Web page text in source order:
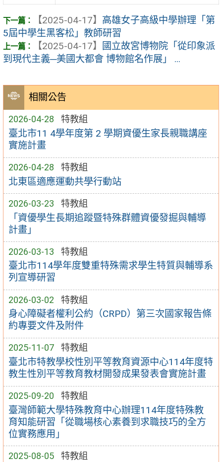
相關公告
2026-04-28 特教組
臺北市11 4學年度第 2 學期資優生家長親職講座
實施計畫
2026-04-28 特教組
北東區適應運動共學行動站
2026-03-23 特教組
「資優學生長期追蹤暨特殊群體資優發掘與輔導
計畫」
2026-03-13 特教組
臺北市114學年度雙重特殊需求學生特質與輔導系
列宣導研習
2026-03-02 特教組
身心障礙者權利公約（CRPD）第三次國家報告條
約專要文件及附件
2025-11-07 特教組
臺北市特教學校性別平等教育資源中心114年度特
教生性別平等教育教材開發成果發表會實施計畫
2025-09-20 特教組
臺灣師範大學特殊教育中心辦理114年度特殊教
育知能研習「從職場核心素養到求職技巧的全方
位實務應用」
2025-08-05 特教組
【2025-04-17】 高雄女子高級中學辦理「第
5屆中學生黑客松」教師研習
【2025-04-17】
國立故宮博物院「從印象派
到現代主義─美國大都會 博物館名作展」 ...